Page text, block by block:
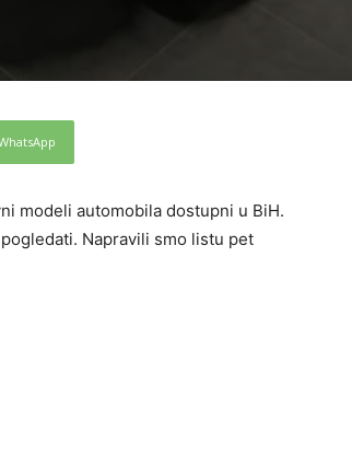
modeli automobila dostupni u BiH.
Napravili smo listu pet